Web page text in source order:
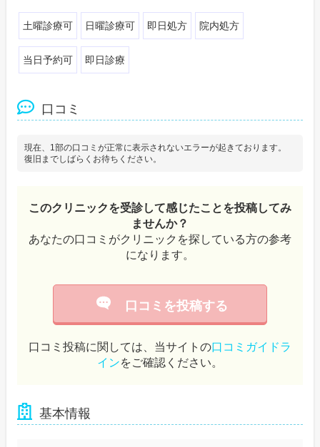
土曜診療可 日曜診療可 即日処方 院内処方
当日予約可 即日診療
口コミ
現在、1部の口コミが正常に表示されないエラーが起きております。
復旧までしばらくお待ちください。
このクリニックを受診して感じたことを投稿してみ
ませんか？
あなたの口コミがクリニックを探している方の参考
になります。
口コミを投稿する
口コミ投稿に関しては、当サイトの口コミガイドラ
インをご確認ください。
基本情報